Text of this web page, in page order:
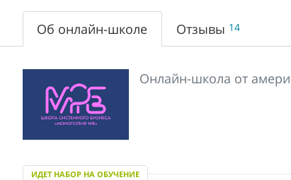
Об онлайн-школе Отзывы 14
Онлайн-школа от
ИДЕТ НАБОР НА ОБУЧЕНИЕ